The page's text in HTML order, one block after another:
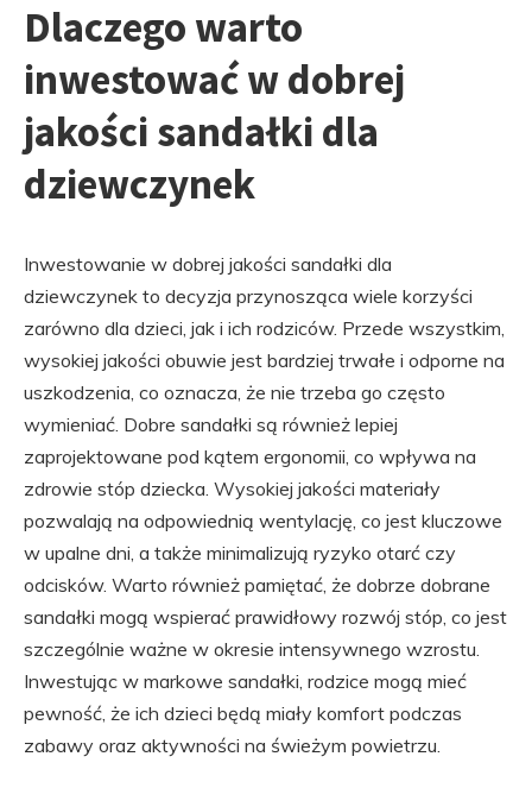
Dlaczego warto
inwestować w dobrej
jakości sandałki dla
dziewczynek
Inwestowanie w dobrej jakości sandałki dla
dziewczynek to decyzja przynosząca wiele korzyści
zarówno dla dzieci, jak i ich rodziców. Przede wszystkim,
wysokiej jakości obuwie jest bardziej trwałe i odporne na
uszkodzenia, co oznacza, że nie trzeba go często
wymieniać. Dobre sandałki są również lepiej
zaprojektowane pod kątem ergonomii, co wpływa na
zdrowie stóp dziecka. Wysokiej jakości materiały
pozwalają na odpowiednią wentylację, co jest kluczowe
w upalne dni, a także minimalizują ryzyko otarć czy
odcisków. Warto również pamiętać, że dobrze dobrane
sandałki mogą wspierać prawidłowy rozwój stóp, co jest
szczególnie ważne w okresie intensywnego wzrostu.
Inwestując w markowe sandałki, rodzice mogą mieć
pewność, że ich dzieci będą miały komfort podczas
zabawy oraz aktywności na świeżym powietrzu.